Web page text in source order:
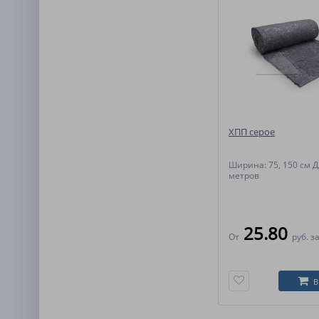
ХПП серое
Ширина: 75, 150 см
метров
От 25.80 руб.